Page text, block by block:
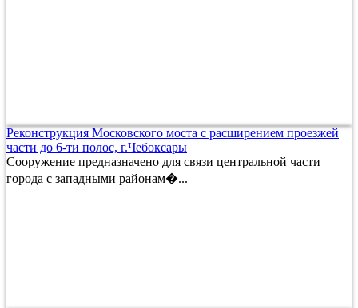
Реконструкция Московского моста с расширением проезжей
части до 6-ти полос, г.Чебоксары
Сооружение предназначено для связи центральной части
города с западными районам�...